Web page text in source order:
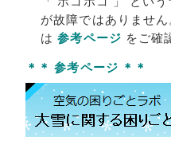
が故障ではありませ
は参考ページ をご確
＊＊ 参考ページ ＊＊